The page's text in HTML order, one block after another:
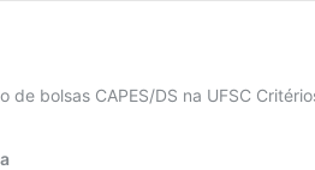
bolsas CAPES/DS na UFSC